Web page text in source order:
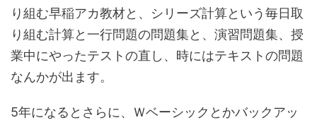
り組む早稲アカ教材と、シリーズ計算という毎日取
り組む計算と一行問題の問題集と、演習問題集、授
業中にやったテストの直し、時にはテキストの問題
なんかが出ます。
5年になるとさらに、Ｗベーシックとかバックアッ